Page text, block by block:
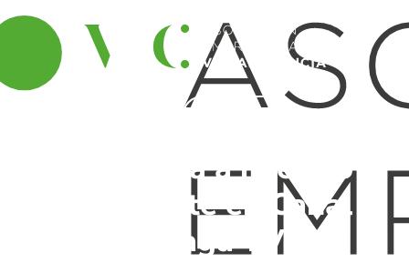
Entrevista a nuestro
Presidente en Canal
Málaga TV